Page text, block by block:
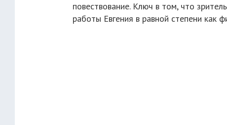
повествование. Ключ в том, что
работы Евгения в равной степени как